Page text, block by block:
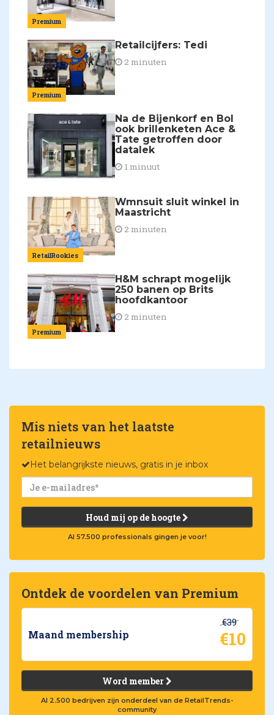
Premium
Premium
Retailcijfers: Tedi
2 minuten
Na de Bijenkorf en Bol
ook brillenketen Ace &
Tate getroffen door
datalek
1 minuut
RetailRookies
Wmnsuit sluit winkel in
Maastricht
2 minuten
Premium
H&M schrapt mogelijk
250 banen op Brits
hoofdkantoor
2 minuten
Mis niets van het laatste
retailnieuws
Het belangrijkste nieuws, gratis in je inbox
Houd mij op de hoogte
Al 57.500 professionals gingen je voor!
Ontdek de voordelen van Premium
Maand membership
€39
€10
Word member
Al 2.500 bedrijven zijn onderdeel van de RetailTrends-
community